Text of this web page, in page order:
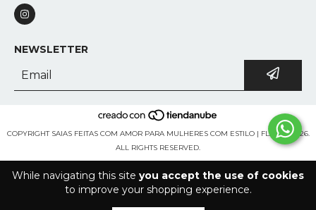
While navigating this site you accept the use of cookies
to improve your shopping experience.
NEWSLETTER
COPYRIGHT SAIAS FEITAS COM AMOR PARA MULHERES COM ESTILO | FLAYA - 2026.
ALL RIGHTS RESERVED.